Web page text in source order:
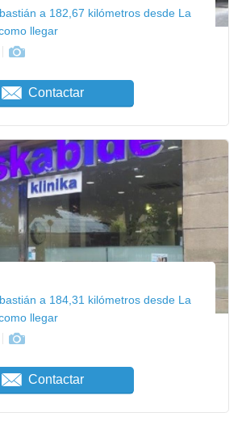
a 182,67 kilómetros desde La
llegar
Contactar
a 184,31 kilómetros desde La
llegar
Contactar